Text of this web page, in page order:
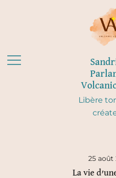
Libère
25 août
La vie